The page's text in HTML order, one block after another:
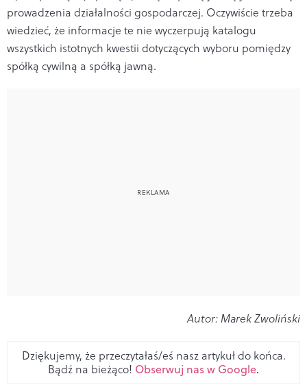
prowadzenia działalności gospodarczej. Oczywiście trzeba
wiedzieć, że informacje te nie wyczerpują katalogu
wszystkich istotnych kwestii dotyczących wyboru pomiędzy
spółką cywilną a spółką jawną.
Autor: Marek Zwoliński
Dziękujemy, że przeczytałaś/eś nasz artykuł do końca.
Bądź na bieżąco! Obserwuj nas w Google.